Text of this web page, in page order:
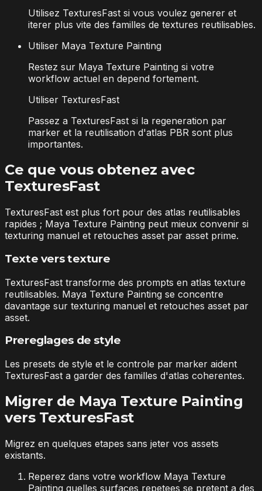
Utilisez TexturesFast si vous voulez generer et
iterer plus vite des familles de textures reutilisables.
Utiliser Maya Texture Painting
Restez sur Maya Texture Painting si votre
workflow actuel en depend fortement.
Utiliser TexturesFast
Passez a TexturesFast si la regeneration par
marker et la reutilisation d'atlas PBR sont plus
importantes.
Ce que vous obtenez avec
TexturesFast
TexturesFast est plus fort pour des atlas reutilisables
rapides ; Maya Texture Painting peut mieux convenir si
texturing manuel et retouches asset par asset prime.
Texte vers texture
TexturesFast transforme des prompts en atlas texture
reutilisables. Maya Texture Painting se concentre
davantage sur texturing manuel et retouches asset par
asset.
Prereglages de style
Les presets de style et le controle par marker aident
TexturesFast a garder des familles d'atlas coherentes.
Migrer de Maya Texture Painting
vers TexturesFast
Migrez en quelques etapes sans jeter vos assets
existants.
Reperez dans votre workflow Maya Texture
Painting quelles surfaces repetees se pretent a des